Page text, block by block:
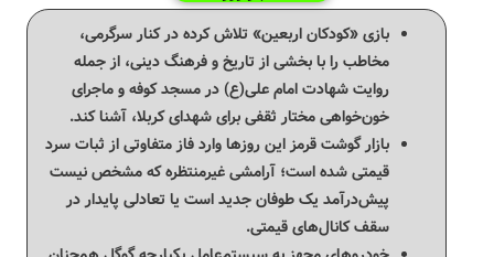
بازی «کودکان اربعین» تلاش کرده در کنار سرگرمی،
مخاطب را با بخشی از تاریخ و فرهنگ دینی، از جمله
روایت شهادت امام علی(ع) در مسجد کوفه و ماجرای
خون‌خواهی مختار ثقفی برای شهدای کربلا، آشنا کند.
بازار گوشت قرمز این روزها وارد فاز متفاوتی از ثبات سرد
قیمتی شده است؛ آرامشی غیرمنتظره که مشخص نیست
پیش‌درآمد یک طوفان جدید است یا تعادلی پایدار در
سقف کانال‌های قیمتی.